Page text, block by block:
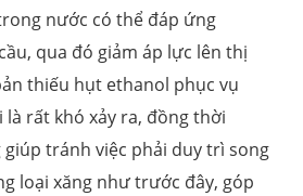
nước có thể đáp ứng
qua đó giảm áp lực lên thị
thiếu hụt ethanol phục vụ
rất khó xảy ra, đồng thời
tránh việc phải duy trì song
loại xăng như trước đây, góp